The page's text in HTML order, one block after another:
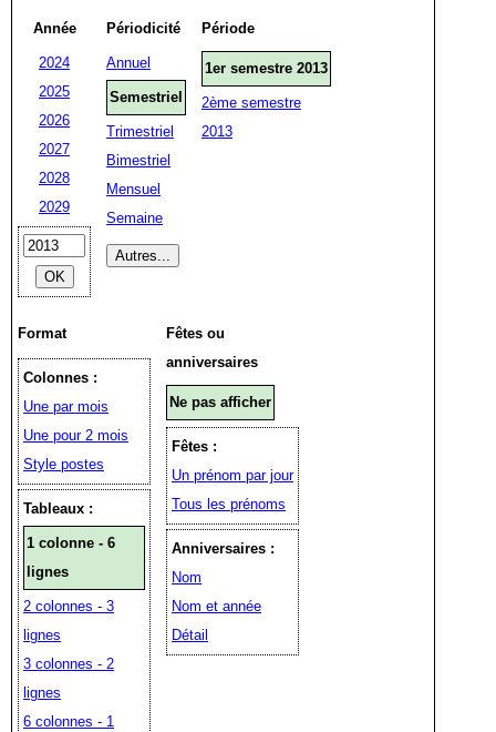
Année
2024
2025
2026
2027
2028
2029
Périodicité
Annuel
Semestriel
Trimestriel
Bimestriel
Mensuel
Semaine
Période
1er semestre 2013
2ème semestre
2013
Format
Colonnes :
Une par mois
Une pour 2 mois
Style postes
Tableaux :
1 colonne - 6
lignes
2 colonnes - 3
lignes
3 colonnes - 2
lignes
6 colonnes - 1
Fêtes ou
anniversaires
Ne pas afficher
Fêtes :
Un prénom par jour
Tous les prénoms
Anniversaires :
Nom
Nom et année
Détail